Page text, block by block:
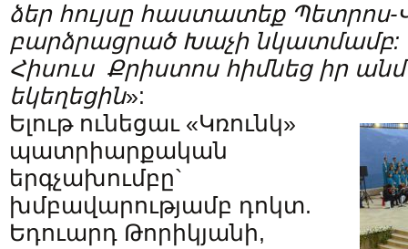
ձեր հույսը հաստատեք Պետրոս-
բարձրացրած Խաչի նկատմամբ:
Հիսուս Քրիստոս հիմնեց իր
եկեղեցին»:
Ելութ ունեցաւ «Կռունկ»
պատրիարքական
երգչախումբը`
խմբավարությամբ դոկտ.
Եդուարդ Թորիկյանի,